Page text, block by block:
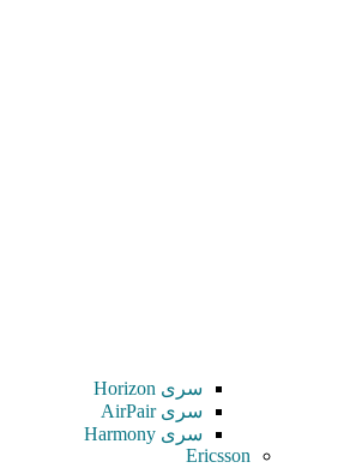
سری Horizon
سری AirPair
سری Harmony
Ericsson